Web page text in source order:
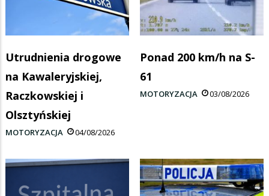
Utrudnienia drogowe
na Kawaleryjskiej,
Raczkowskiej i
Olsztyńskiej
MOTORYZACJA 04/08/2026
Ponad 200 km/h na S-
61
MOTORYZACJA 03/08/2026